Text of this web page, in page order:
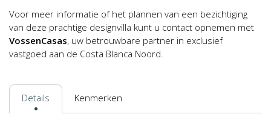
Voor meer informatie of het plannen van een bezichtiging
van deze prachtige designvilla kunt u contact opnemen met
VossenCasas, uw betrouwbare partner in exclusief
vastgoed aan de Costa Blanca Noord.
Details Kenmerken